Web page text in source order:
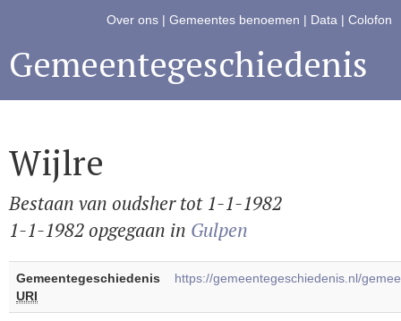
Over ons | Gemeentes benoemen | Data | Colofon
Gemeentegeschiedenis
Wijlre
Bestaan van oudsher tot 1-1-1982
1-1-1982 opgegaan in Gulpen
Gemeentegeschiedenis
URI
https://gemeentegeschiedenis.nl/